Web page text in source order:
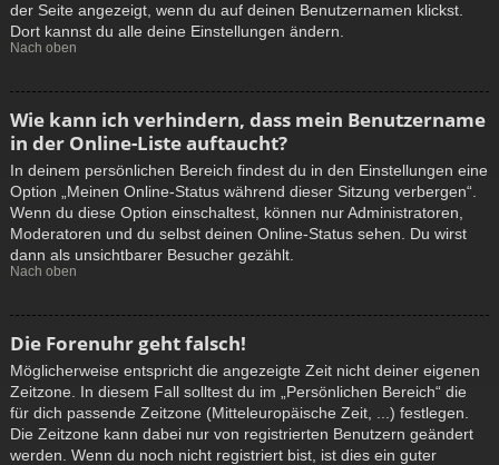
der Seite angezeigt, wenn du auf deinen Benutzernamen klickst.
Dort kannst du alle deine Einstellungen ändern.
Nach oben
Wie kann ich verhindern, dass mein Benutzername
in der Online-Liste auftaucht?
In deinem persönlichen Bereich findest du in den Einstellungen eine
Option „Meinen Online-Status während dieser Sitzung verbergen“.
Wenn du diese Option einschaltest, können nur Administratoren,
Moderatoren und du selbst deinen Online-Status sehen. Du wirst
dann als unsichtbarer Besucher gezählt.
Nach oben
Die Forenuhr geht falsch!
Möglicherweise entspricht die angezeigte Zeit nicht deiner eigenen
Zeitzone. In diesem Fall solltest du im „Persönlichen Bereich“ die
für dich passende Zeitzone (Mitteleuropäische Zeit, ...) festlegen.
Die Zeitzone kann dabei nur von registrierten Benutzern geändert
werden. Wenn du noch nicht registriert bist, ist dies ein guter